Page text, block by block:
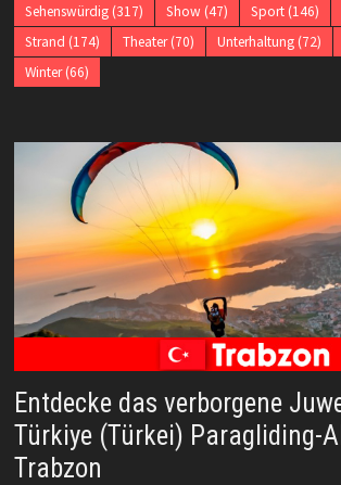
Sehenswürdig(317) Show (47) Sport(146)
Strand (174) Theater(70) Unterhaltung(72)
Winter(66)
Entdecke das verborgene
Türkiye (Türkei) Paragliding-
Trabzon